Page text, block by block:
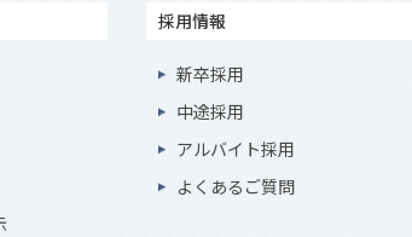
採用情報
新卒採用
中途採用
アルバイト採用
よくあるご質問